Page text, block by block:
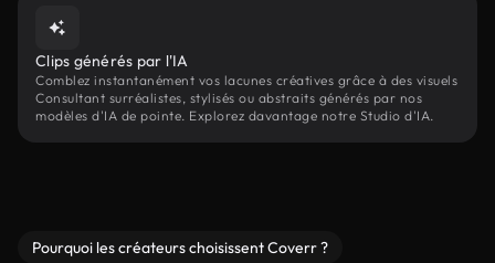
Clips générés par l'IA
Comblez instantanément vos lacunes créatives grâce à des visuels
Consultant surréalistes, stylisés ou abstraits générés par nos
modèles d'IA de pointe. Explorez davantage notre Studio d'IA.
Pourquoi les créateurs choisissent Coverr ?